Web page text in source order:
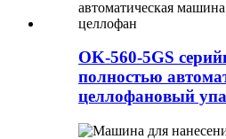
OK-560-5GS
полностью
целлофановый